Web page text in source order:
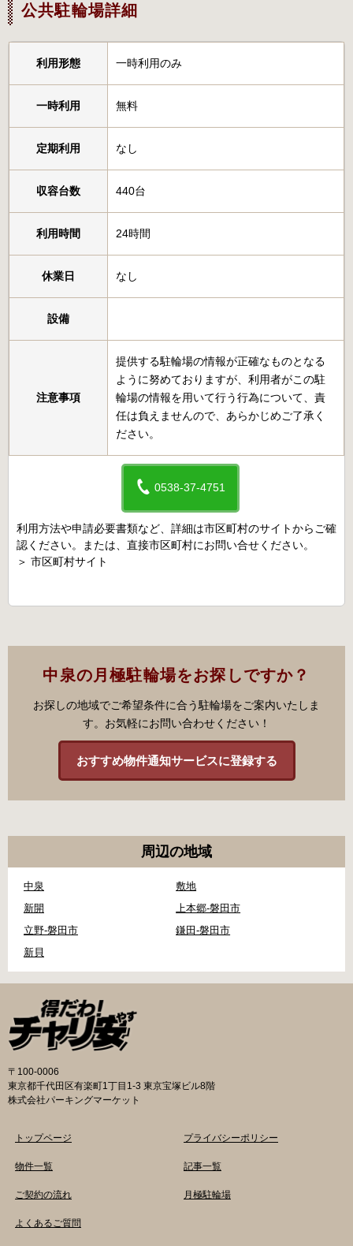
公共駐輪場詳細
利用形態 一時利用のみ
一時利用 無料
定期利用 なし
収容台数 440台
利用時間 24時間
休業日 なし
設備
注意事項
提供する駐輪場の情報が正確なものとなる
ように努めておりますが、利用者がこの駐
輪場の情報を用いて行う行為について、責
任は負えませんので、あらかじめご了承く
ださい。
0538-37-4751
利用方法や申請必要書類など、詳細は市区町村のサイトからご確
認ください。または、直接市区町村にお問い合せください。
＞ 市区町村サイト
中泉の月極駐輪場をお探しですか？
お探しの地域でご希望条件に合う駐輪場をご案内いたしま
す。お気軽にお問い合わせください！
おすすめ物件通知サービスに登録する
周辺の地域
中泉
敷地
新開
上本郷-磐田市
立野-磐田市
鎌田-磐田市
新貝
〒100-0006
東京都千代田区有楽町1丁目1-3 東京宝塚ビル8階
株式会社パーキングマーケット
トップページ
物件一覧
ご契約の流れ
よくあるご質問
プライバシーポリシー
記事一覧
月極駐輪場